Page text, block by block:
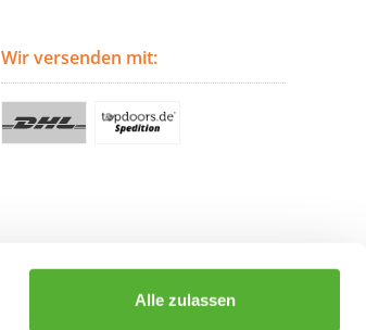
Alle zulassen
Wir versenden mit: